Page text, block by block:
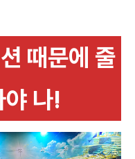
때문에 줄
나!